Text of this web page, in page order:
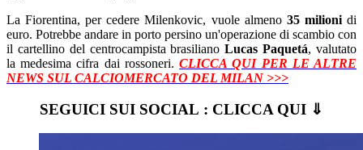
La Fiorentina, per cedere Milenkovic, vuole almeno 35 milionidi
euro. Potrebbe andare in porto persino un'operazione di scambio con
il cartellino del centrocampista brasilianoLucas Paquetá, valutato
la medesima cifra dai rossoneri.CLICCA QUI PER LE ALTRE
NEWS SUL CALCIOMERCATO DEL MILAN >>>
SEGUICI SUI SOCIAL : CLICCA QUI ⇓